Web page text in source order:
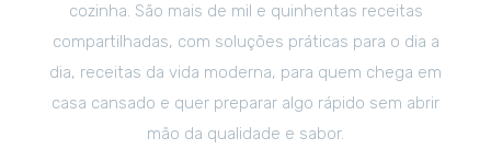
cozinha. São mais de mil e quinhentas receitas
compartilhadas, com soluções práticas para o dia a
dia, receitas da vida moderna, para quem chega em
casa cansado e quer preparar algo rápido sem abrir
mão da qualidade e sabor.